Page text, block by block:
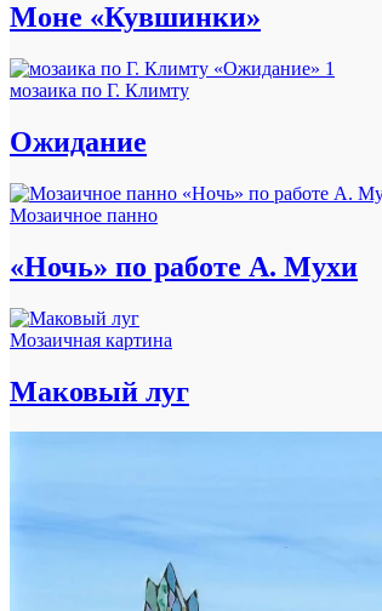
Моне «Кувшинки»
мозаика по Г. Климту
Ожидание
Мозаичное панно
«Ночь» по работе А. Мухи
Мозаичная картина
Маковый луг